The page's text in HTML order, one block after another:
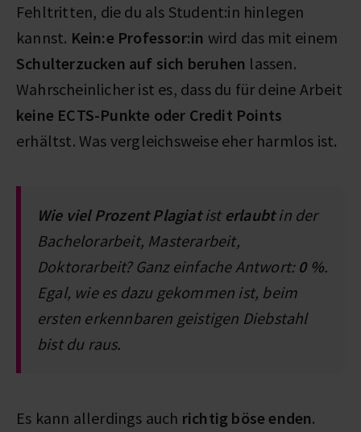
Fehltritten, die du als Student:in hinlegen
kannst. Kein:e Professor:in wird das mit einem
Schulterzucken auf sich beruhen lassen.
Wahrscheinlicher ist es, dass du für deine Arbeit
keine ECTS-Punkte oder Credit Points
erhältst. Was vergleichsweise eher harmlos ist.
Wie viel Prozent Plagiatist erlaubtin der
Bachelorarbeit, Masterarbeit,
Doktorarbeit? Ganz einfache Antwort: 0 %.
Egal, wie es dazu gekommen ist, beim
ersten erkennbaren geistigen Diebstahl
bist du raus.
Es kann allerdings auch richtig böse enden.